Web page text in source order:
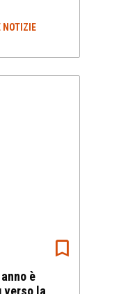
NOTIZIE
è
verso la